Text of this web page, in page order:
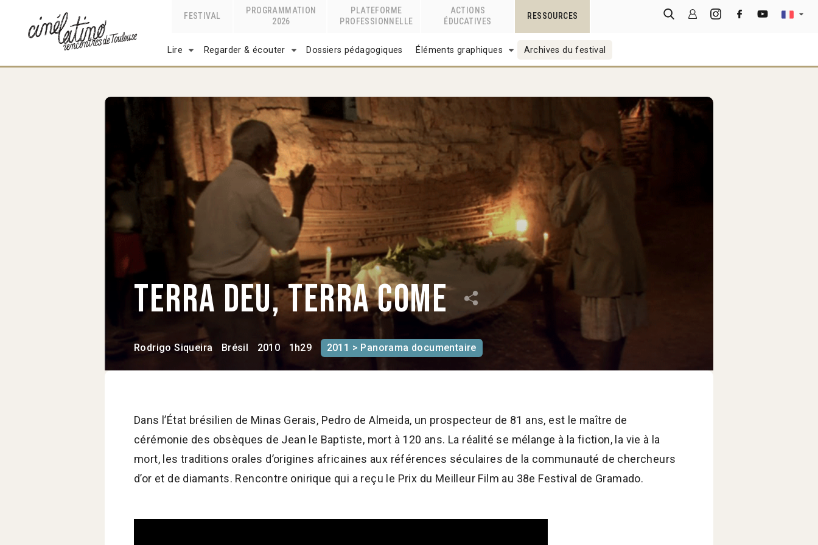
FESTIVAL
PROGRAMMATION
2026
PLATEFORME
PROFESSIONNELLE
ACTIONS
ÉDUCATIVES
RESSOURCES
Lire Regarder & écouter Dossiers pédagogiques Éléments graphiques Archives du festival
Terra deu, terra come
Rodrigo Siqueira Brésil 2010 1h29 2011 > Panorama documentaire
Dans l’État brésilien de Minas Gerais, Pedro de Almeida, un prospecteur de 81 ans, est le maître de
cérémonie des obsèques de Jean le Baptiste, mort à 120 ans. La réalité se mélange à la fiction, la vie à la
mort, les traditions orales d’origines africaines aux références séculaires de la communauté de chercheurs
d’or et de diamants. Rencontre onirique qui a reçu le Prix du Meilleur Film au 38e Festival de Gramado.